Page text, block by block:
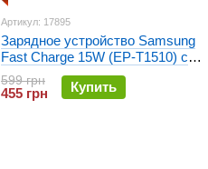
Артикул: 17895
Зарядное устройство Samsung
Fast Charge 15W (EP-T1510) с
кабелем Type-C Черный
599 грн
455 грн Купить